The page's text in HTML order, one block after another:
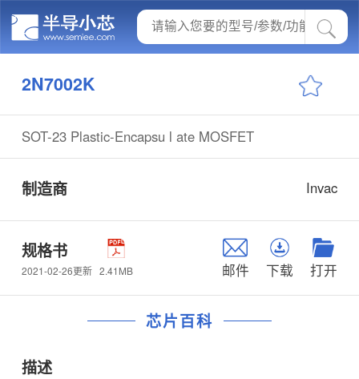
2N7002K
SOT-23 Plastic-Encapsu l ate MOSFET
制造商 Invac
规格书
2021-02-26更新 2.41MB 邮件 下载 打开
芯片百科
描述